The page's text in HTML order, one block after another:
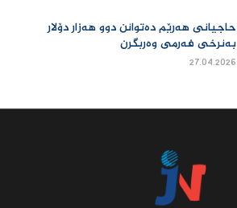
حاجیانی هەرێم دەتوانن دوو هەزار دۆلار
بەنرخی فەرمی وەربگرن
27.04.2026